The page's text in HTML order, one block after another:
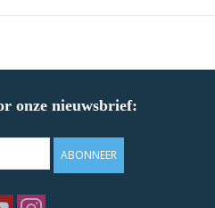
onze nieuwsbrief:
ABONNEER